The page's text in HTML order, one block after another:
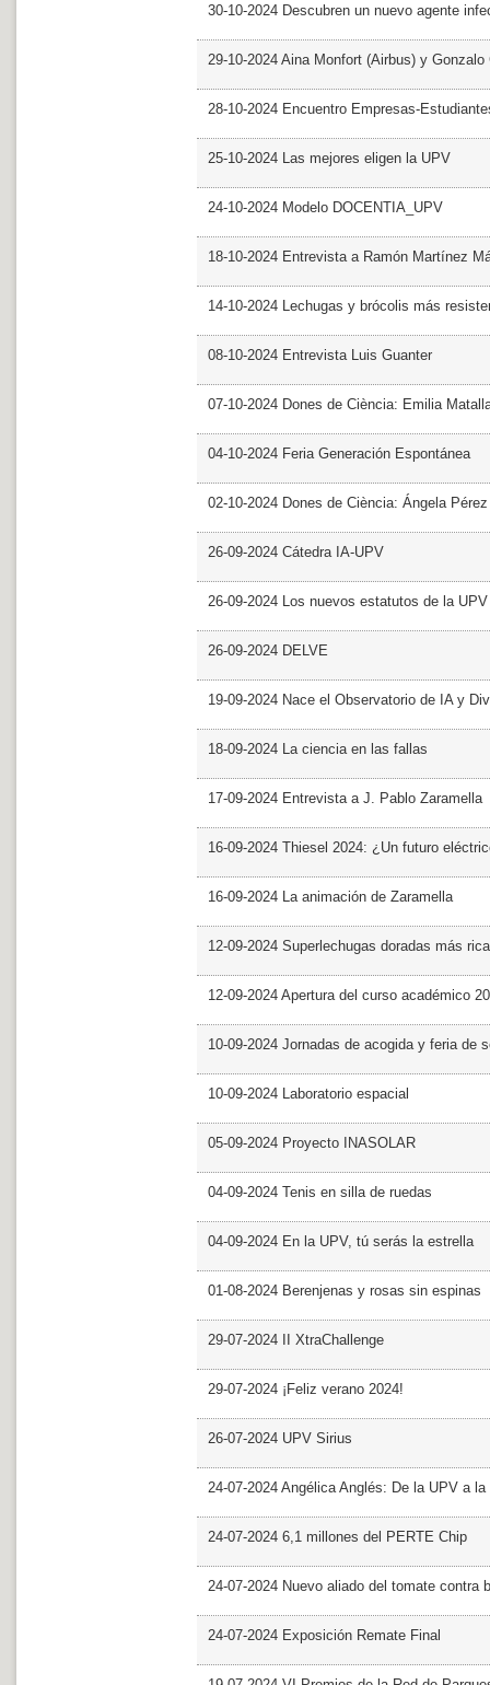
30-10-2024 Descubren un nuevo agente
29-10-2024 Aina Monfort (Airbus) y
28-10-2024 Encuentro Empresas-
25-10-2024 Las mejores eligen la UPV
24-10-2024 Modelo DOCENTIA_UPV
18-10-2024 Entrevista a Ramón Martínez
14-10-2024 Lechugas y brócolis más
08-10-2024 Entrevista Luis Guanter
07-10-2024 Dones de Ciència: Emilia
04-10-2024 Feria Generación Espontánea
02-10-2024 Dones de Ciència: Ángela Pérez
26-09-2024 Cátedra IA-UPV
26-09-2024 Los nuevos estatutos de la
26-09-2024 DELVE
19-09-2024 Nace el Observatorio de IA y
18-09-2024 La ciencia en las fallas
17-09-2024 Entrevista a J. Pablo Zaramella
16-09-2024 Thiesel 2024: ¿Un futuro
16-09-2024 La animación de Zaramella
12-09-2024 Superlechugas doradas más
12-09-2024 Apertura del curso académico
10-09-2024 Jornadas de acogida y feria de
10-09-2024 Laboratorio espacial
05-09-2024 Proyecto INASOLAR
04-09-2024 Tenis en silla de ruedas
04-09-2024 En la UPV, tú serás la estrella
01-08-2024 Berenjenas y rosas sin espinas
29-07-2024 II XtraChallenge
29-07-2024 ¡Feliz verano 2024!
26-07-2024 UPV Sirius
24-07-2024 Angélica Anglés: De la UPV a
24-07-2024 6,1 millones del PERTE Chip
24-07-2024 Nuevo aliado del tomate contra
24-07-2024 Exposición Remate Final